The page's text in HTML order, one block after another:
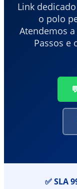
Link
o polo
Atendemos
Passos e
✅ SLA